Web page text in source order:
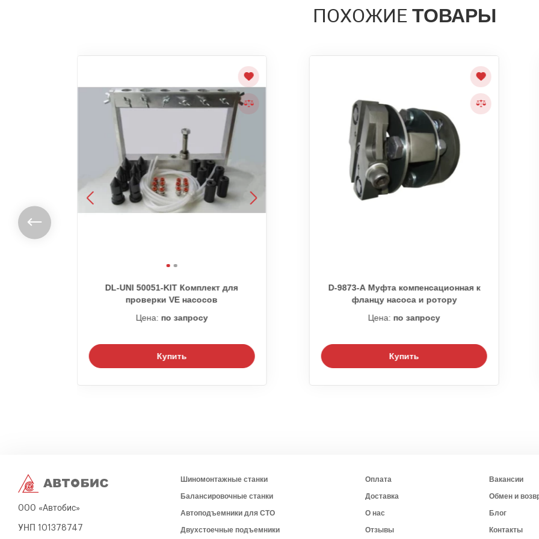
ПОХОЖИЕ ТОВАРЫ
DL-UNI 50051-KIT Комплект для
проверки VE насосов
Цена: по запросу
Купить
D-9873-А Муфта компенсационная к
фланцу насоса и ротору
Цена: по запросу
Купить
ООО «Автобис»
УНП 101378747
Шиномонтажные станки
Балансировочные станки
Автоподъемники для СТО
Двухстоечные подъемники
Оплата
Доставка
О нас
Отзывы
Вакансии
Обмен и
Блог
Контакты